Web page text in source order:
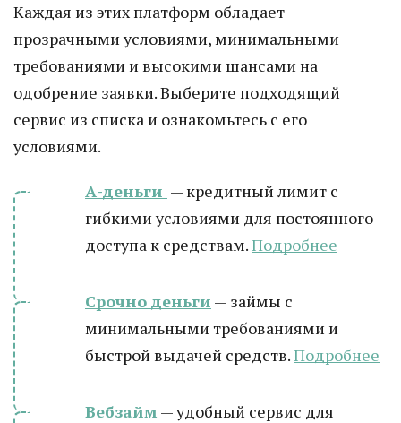
Каждая из этих платформ обладает
прозрачными условиями, минимальными
требованиями и высокими шансами на
одобрение заявки. Выберите подходящий
сервис из списка и ознакомьтесь с его
условиями.
А-деньги — кредитный лимит с
гибкими условиями для постоянного
доступа к средствам.Подробнее
Срочно деньги — займы с
минимальными требованиями и
быстрой выдачей средств.Подробнее
Вебзайм — удобный сервис для